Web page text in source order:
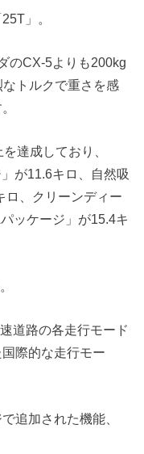
」。
のCX-5よりも200kg
トルクで重さを感
達成しており、
が11.6キロ、自然吸
ロ、クリーンディー
ッケージ」が15.4キ
道路の各走行モード
際的な走行モー
追加された機能、